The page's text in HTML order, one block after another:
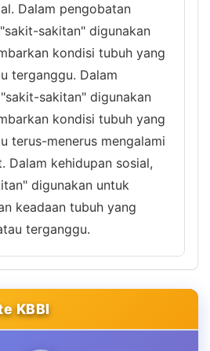
Dalam pengobatan
sakitan" digunakan
kondisi tubuh yang
terganggu. Dalam
sakitan" digunakan
kondisi tubuh yang
terus-menerus mengalami
Dalam kehidupan sosial,
digunakan untuk
keadaan tubuh yang
terganggu.
KBBI